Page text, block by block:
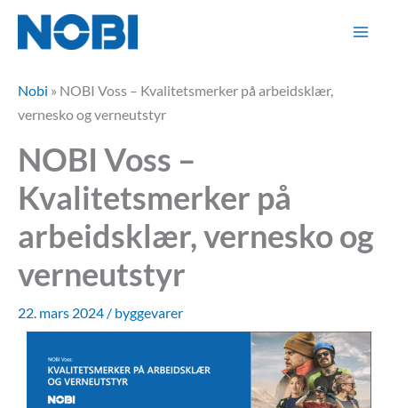
Hopp
innholdet
Nobi » NOBI Voss – Kvalitetsmerker på arbeidsklær,
vernesko og verneutstyr
NOBI Voss –
Kvalitetsmerker på
arbeidsklær, vernesko og
verneutstyr
22. mars 2024 / byggevarer